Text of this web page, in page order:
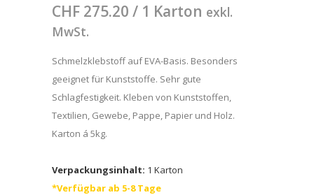
CHF 275.20 / 1 Karton exkl.
MwSt.
Schmelzklebstoff auf EVA-Basis. Besonders
geeignet für Kunststoffe. Sehr gute
Schlagfestigkeit. Kleben von Kunststoffen,
Textilien, Gewebe, Pappe, Papier und Holz.
Karton á 5kg.
Verpackungsinhalt: 1 Karton
*Verfügbar ab 5-8 Tage